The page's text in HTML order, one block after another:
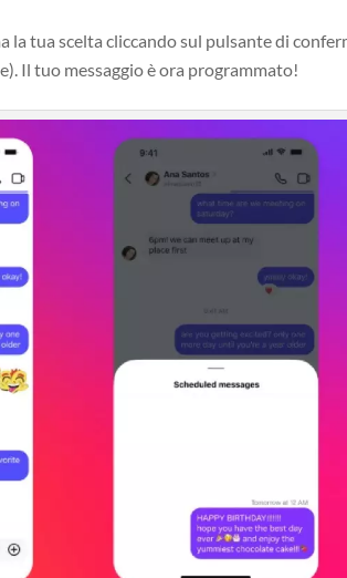
la tua scelta cliccando sul pulsante di
Il tuo messaggio è ora programmato!